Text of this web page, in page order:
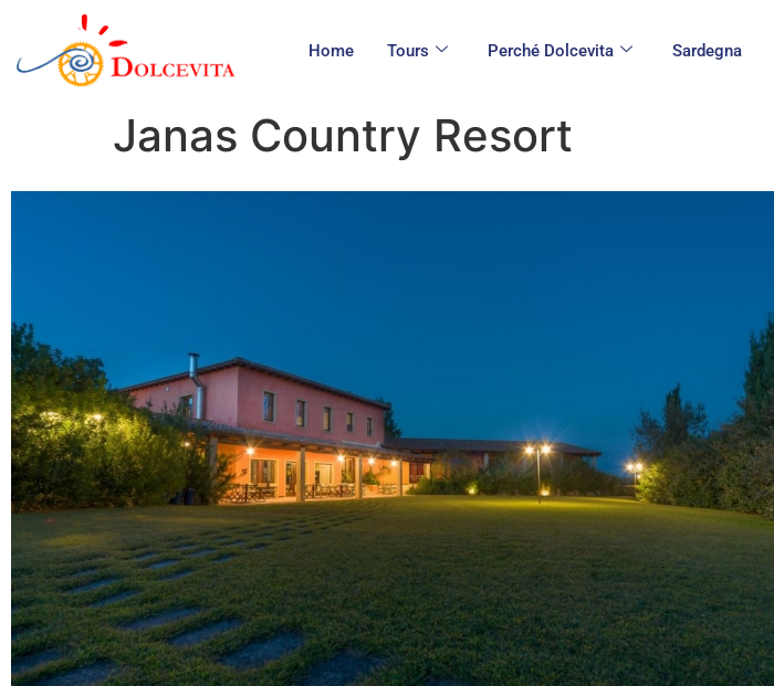
Home Tours Perché Dolcevita Sardegna
Janas Country Resort